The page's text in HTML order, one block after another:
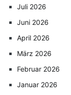
Juli 2026
Juni 2026
April 2026
März 2026
Februar 2026
Januar 2026